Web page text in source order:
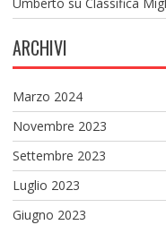
ARCHIVI
Marzo 2024
Novembre 2023
Settembre 2023
Luglio 2023
Giugno 2023